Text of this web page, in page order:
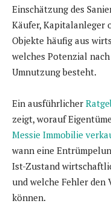
Einschätzung des
Käufer, Kapitalanleger
Objekte häufig aus
welches Potenzial
Umnutzung besteht.
Ein ausführlicher
zeigt, worauf
Messie Immobilie
wann eine
Ist-Zustand
und welche Fehler
können.